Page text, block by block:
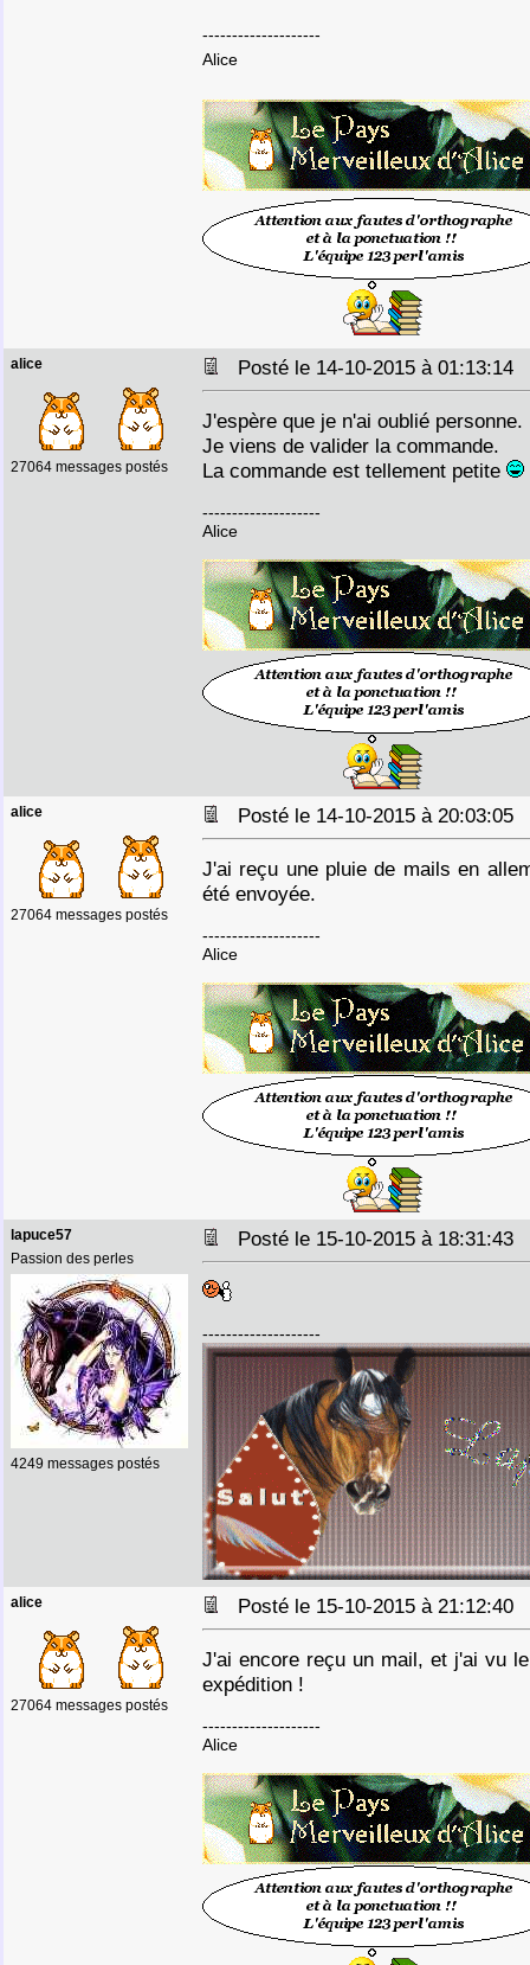
--------------------
Alice
alice
27064 messages postés
Posté le 14-10-2015 à 01:13:14
J'espère que je n'ai oublié personne.
Je viens de valider la commande.
La commande est tellement petite
--------------------
Alice
alice
27064 messages postés
Posté le 14-10-2015 à 20:03:05
J'ai reçu une pluie de mails en
été envoyée.
--------------------
Alice
lapuce57
Passion des perles
4249 messages postés
Posté le 15-10-2015 à 18:31:43
--------------------
alice
27064 messages postés
Posté le 15-10-2015 à 21:12:40
J'ai encore reçu un mail, et j'ai vu
expédition !
--------------------
Alice